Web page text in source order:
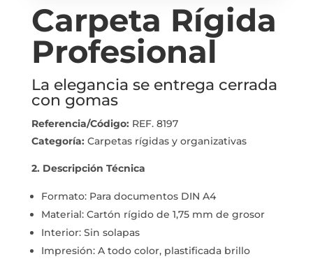
Carpeta Rígida
Profesional
La elegancia se entrega cerrada
con gomas
Referencia/Código: REF. 8197
Categoría: Carpetas rígidas y organizativas
2. Descripción Técnica
Formato: Para documentos DIN A4
Material: Cartón rígido de 1,75 mm de grosor
Interior: Sin solapas
Impresión: A todo color, plastificada brillo